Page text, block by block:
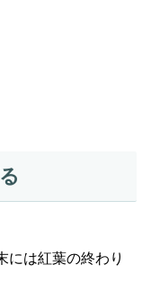
には紅葉の終わり